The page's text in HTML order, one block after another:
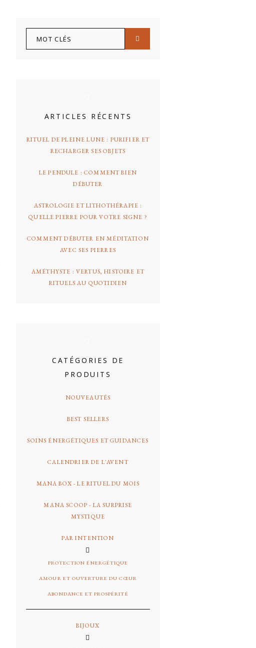
Barre
latérale
ARTICLES RÉCENTS
RITUEL DE PLEINE LUNE : PURIFIER ET
RECHARGER SES OBJETS
LE PENDULE : COMMENT BIEN
DÉBUTER
ASTROLOGIE ET LITHOTHÉRAPIE :
QUELLE PIERRE POUR VOTRE SIGNE ?
COMMENT DÉBUTER EN MÉDITATION
AVEC SES PIERRES
AMÉTHYSTE : VERTUS, HISTOIRE ET
RITUELS AU QUOTIDIEN
CATÉGORIES DE
PRODUITS
NOUVEAUTÉS
BEST SELLERS
SOINS ÉNERGÉTIQUES ET GUIDANCES
CALENDRIER DE L'AVENT
MANA BOX - LE RITUEL DU MOIS
MANA SCOOP - LA SURPRISE
MYSTIQUE
PAR INTENTION
PROTECTION ÉNERGÉTIQUE
AMOUR ET OUVERTURE DU CŒUR
ABONDANCE ET PROSPÉRITÉ
BIJOUX